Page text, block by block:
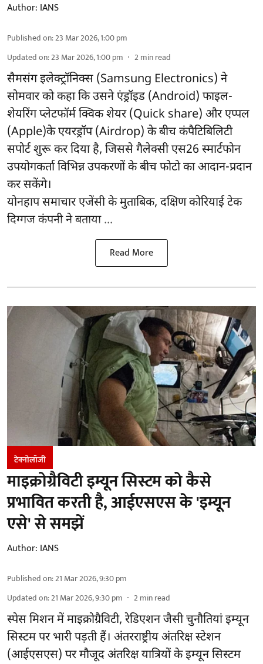
Author: IANS
Published on:23 Mar 2026, 1:00 pm
Updated on:23 Mar 2026, 1:00 pm 2min read
सैमसंग इलेक्ट्रॉनिक्स (Samsung Electronics) ने
सोमवार को कहा कि उसने एंड्रॉइड (Android) फाइल-
शेयरिंग प्लेटफॉर्म क्विक शेयर (Quick share) और एप्पल
(Apple)के एयरड्रॉप (Airdrop) के बीच कंपैटिबिलिटी
सपोर्ट शुरू कर दिया है, जिससे गैलेक्सी एस26 स्मार्टफोन
उपयोगकर्ता विभिन्न उपकरणों के बीच फोटो का आदान-प्रदान
कर सकेंगे।
योनहाप समाचार एजेंसी के मुताबिक, दक्षिण कोरियाई टेक
दिग्गज कंपनी ने बताया ...
Read More
टेक्नोलॉजी
माइक्रोग्रैविटी इम्यून सिस्टम को कैसे
प्रभावित करती है, आईएसएस के 'इम्यून
एसे' से समझें
Author: IANS
Published on:21 Mar 2026, 9:30 pm
Updated on:21 Mar 2026, 9:30 pm 2min read
स्पेस मिशन में माइक्रोग्रैविटी, रेडिएशन जैसी चुनौतियां इम्यून
सिस्टम पर भारी पड़ती हैं। अंतरराष्ट्रीय अंतरिक्ष स्टेशन
(आईएसएस) पर मौजूद अंतरिक्ष यात्रियों के इम्यून सिस्टम